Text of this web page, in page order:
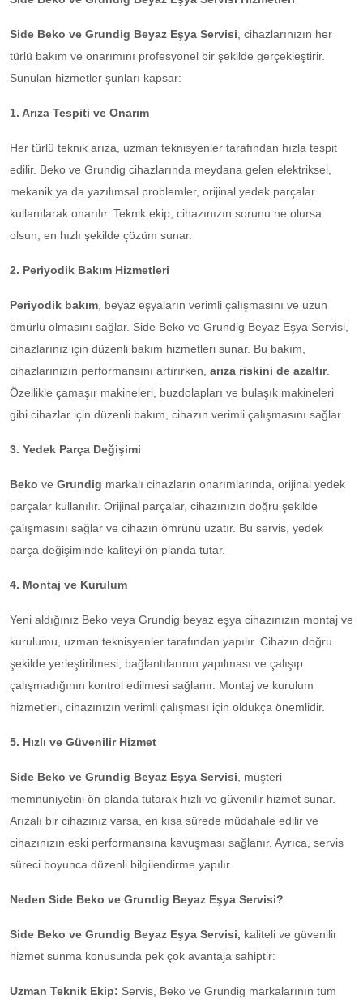
Side Beko ve Grundig Beyaz Eşya Servisi, cihazlarınızın her
türlü bakım ve onarımını profesyonel bir şekilde gerçekleştirir.
Sunulan hizmetler şunları kapsar:
1. Arıza Tespiti ve Onarım
Her türlü teknik arıza, uzman teknisyenler tarafından hızla tespit
edilir. Beko ve Grundig cihazlarında meydana gelen elektriksel,
mekanik ya da yazılımsal problemler, orijinal yedek parçalar
kullanılarak onarılır. Teknik ekip, cihazınızın sorunu ne olursa
olsun, en hızlı şekilde çözüm sunar.
2. Periyodik Bakım Hizmetleri
Periyodik bakım, beyaz eşyaların verimli çalışmasını ve uzun
ömürlü olmasını sağlar. Side Beko ve Grundig Beyaz Eşya Servisi,
cihazlarınız için düzenli bakım hizmetleri sunar. Bu bakım,
cihazlarınızın performansını artırırken, arıza riskini de azaltır.
Özellikle çamaşır makineleri, buzdolapları ve bulaşık makineleri
gibi cihazlar için düzenli bakım, cihazın verimli çalışmasını sağlar.
3. Yedek Parça Değişimi
Beko ve Grundig markalı cihazların onarımlarında, orijinal yedek
parçalar kullanılır. Orijinal parçalar, cihazınızın doğru şekilde
çalışmasını sağlar ve cihazın ömrünü uzatır. Bu servis, yedek
parça değişiminde kaliteyi ön planda tutar.
4. Montaj ve Kurulum
Yeni aldığınız Beko veya Grundig beyaz eşya cihazınızın montaj ve
kurulumu, uzman teknisyenler tarafından yapılır. Cihazın doğru
şekilde yerleştirilmesi, bağlantılarının yapılması ve çalışıp
çalışmadığının kontrol edilmesi sağlanır. Montaj ve kurulum
hizmetleri, cihazınızın verimli çalışması için oldukça önemlidir.
5. Hızlı ve Güvenilir Hizmet
Side Beko ve Grundig Beyaz Eşya Servisi, müşteri
memnuniyetini ön planda tutarak hızlı ve güvenilir hizmet sunar.
Arızalı bir cihazınız varsa, en kısa sürede müdahale edilir ve
cihazınızın eski performansına kavuşması sağlanır. Ayrıca, servis
süreci boyunca düzenli bilgilendirme yapılır.
Neden Side Beko ve Grundig Beyaz Eşya Servisi?
Side Beko ve Grundig Beyaz Eşya Servisi, kaliteli ve güvenilir
hizmet sunma konusunda pek çok avantaja sahiptir:
Uzman Teknik Ekip: Servis, Beko ve Grundig markalarının tüm